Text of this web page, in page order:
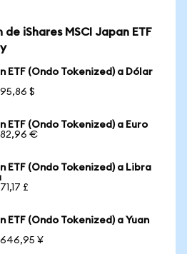
iShares MSCI Japan ETF
ETF (Ondo Tokenized) a Dólar
$
ETF (Ondo Tokenized) a Euro
82,96 €
ETF (Ondo Tokenized) a Libra
£
ETF (Ondo Tokenized) a Yuan
646,95 ¥